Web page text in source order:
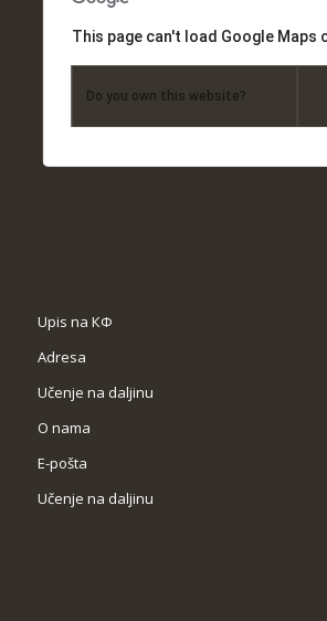
This page can't load Google Maps
Do you own this website?
Upis na КФ
Adresa
Učenje na daljinu
O nama
Е-pošta
Učenje na daljinu